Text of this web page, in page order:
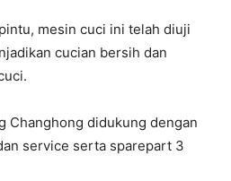
mesin cuci ini telah diuji
cucian bersih dan
Changhong didukung dengan
service serta sparepart 3